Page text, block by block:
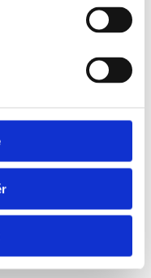
zu beseitigen
des Kunden
Gesellschaft den
im Vertrag
in diesen
Wohnung am Tag
in Besitz zu